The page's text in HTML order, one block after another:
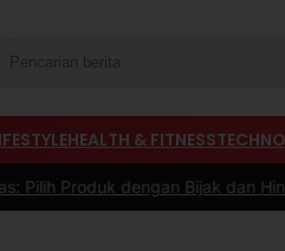
HEALTH & FITNESS
Bijak dan Hindari Penipuan|